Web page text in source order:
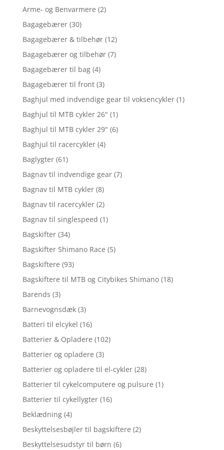
Arme- og Benvarmere (2)
Bagagebærer (30)
Bagagebærer & tilbehør (12)
Bagagebærer og tilbehør (7)
Bagagebærer til bag (4)
Bagagebærer til front (3)
Baghjul med indvendige gear til voksencykler (1)
Baghjul til MTB cykler 26" (1)
Baghjul til MTB cykler 29" (6)
Baghjul til racercykler (4)
Baglygter (61)
Bagnav til indvendige gear (7)
Bagnav til MTB cykler (8)
Bagnav til racercykler (2)
Bagnav til singlespeed (1)
Bagskifter (34)
Bagskifter Shimano Race (5)
Bagskiftere (93)
Bagskiftere til MTB og Citybikes Shimano (18)
Barends (3)
Barnevognsdæk (3)
Batteri til elcykel (16)
Batterier & Opladere (102)
Batterier og opladere (3)
Batterier og opladere til el-cykler (28)
Batterier til cykelcomputere og pulsure (1)
Batterier til cykellygter (16)
Beklædning (4)
Beskyttelsesbøjler til bagskiftere (2)
Beskyttelsesudstyr til børn (6)